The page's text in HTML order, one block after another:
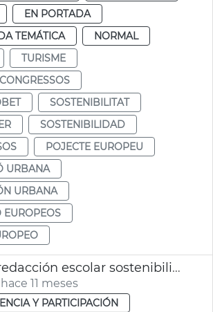
EN PORTADA
TEMÁTICA
NORMAL
TURISME
SOSTENIBILITAT
SOSTENIBILIDAD
POJECTE EUROPEU
URBANA
URBANA
EUROPEOS
Concurso redacción escolar sostenibilidad Junta Municipal Patraix
11 meses
Y PARTICIPACIÓN